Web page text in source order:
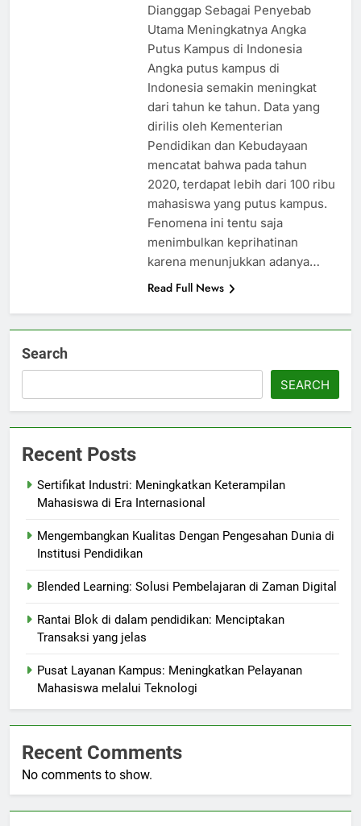
Dianggap Sebagai Penyebab
Utama Meningkatnya Angka
Putus Kampus di Indonesia
Angka putus kampus di
Indonesia semakin meningkat
dari tahun ke tahun. Data yang
dirilis oleh Kementerian
Pendidikan dan Kebudayaan
mencatat bahwa pada tahun
2020, terdapat lebih dari 100 ribu
mahasiswa yang putus kampus.
Fenomena ini tentu saja
menimbulkan keprihatinan
karena menunjukkan adanya…
Read Full News
Search
SEARCH
Recent Posts
Sertifikat Industri: Meningkatkan Keterampilan
Mahasiswa di Era Internasional
Mengembangkan Kualitas Dengan Pengesahan Dunia di
Institusi Pendidikan
Blended Learning: Solusi Pembelajaran di Zaman Digital
Rantai Blok di dalam pendidikan: Menciptakan
Transaksi yang jelas
Pusat Layanan Kampus: Meningkatkan Pelayanan
Mahasiswa melalui Teknologi
Recent Comments
No comments to show.